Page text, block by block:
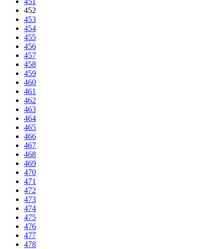
452
453
454
455
456
457
458
459
460
461
462
463
464
465
466
467
468
469
470
471
472
473
474
475
476
477
478